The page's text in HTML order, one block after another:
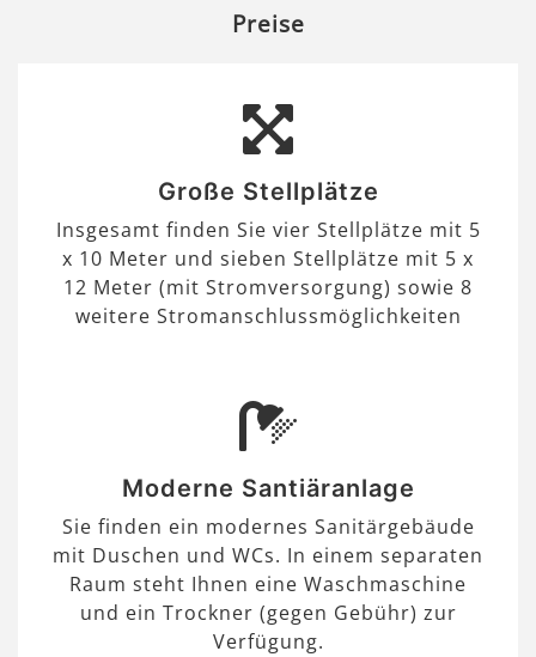
Preise
Große Stellplätze
Insgesamt finden Sie vier Stellplätze mit 5
x 10 Meter und sieben Stellplätze mit 5 x
12 Meter (mit Stromversorgung) sowie 8
weitere Stromanschlussmöglichkeiten
Moderne Santiäranlage
Sie finden ein modernes Sanitärgebäude
mit Duschen und WCs. In einem separaten
Raum steht Ihnen eine Waschmaschine
und ein Trockner (gegen Gebühr) zur
Verfügung.